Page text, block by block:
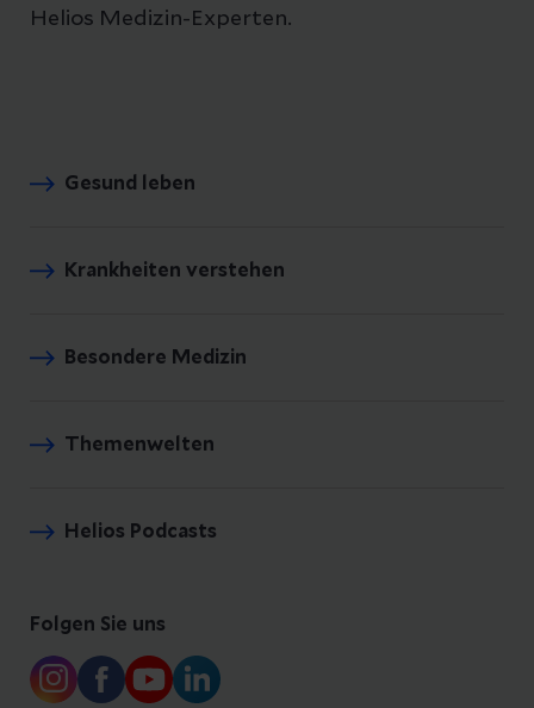
Helios Medizin-Experten.
Gesund leben
Krankheiten verstehen
Besondere Medizin
Themenwelten
Helios Podcasts
Folgen Sie uns